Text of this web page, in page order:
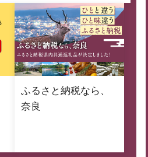
ふるさと納税なら、
奈良